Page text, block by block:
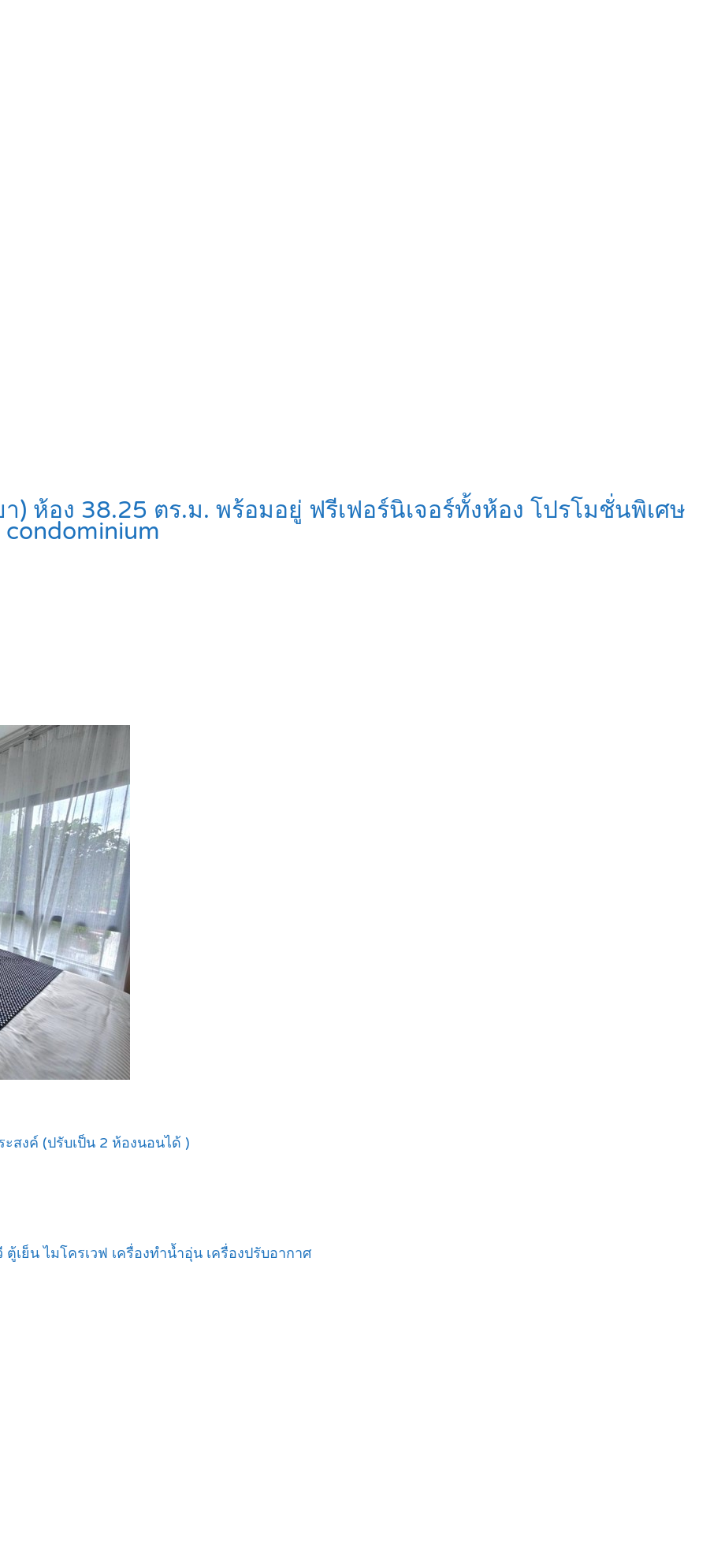
) ห้อง 38.25 ตร.ม. พร้อมอยู่ ฟรีเฟอร์นิเจอร์ทั้งห้อง โปรโมชั่นพิเศษ
condominium
สงค์ (ปรับเป็น 2 ห้องนอนได้ )
เย็น ไมโครเวฟ เครื่องทำน้ำอุ่น เครื่องปรับอากาศ